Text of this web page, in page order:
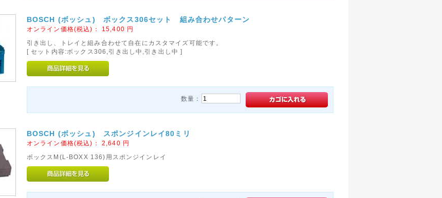
BOSCH (ボッシュ) ボックス306セット 組み合わせパターン
オンライン価格(税込)： 15,400 円
引き出し、トレイと組み合わせて自在にカスタマイズ可能です。
[ セット内容:ボックス306,引き出し中,引き出し中 ]
数量：
BOSCH (ボッシュ) スポンジインレイ80ミリ
オンライン価格(税込)： 2,640 円
ボックスM(L-BOXX 136)用スポンジインレイ